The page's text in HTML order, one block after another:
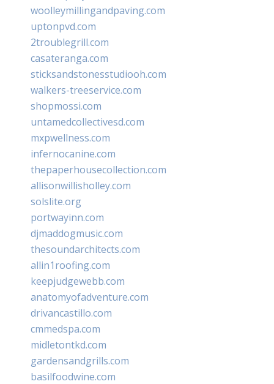
woolleymillingandpaving.com
uptonpvd.com
2troublegrill.com
casateranga.com
sticksandstonesstudiooh.com
walkers-treeservice.com
shopmossi.com
untamedcollectivesd.com
mxpwellness.com
infernocanine.com
thepaperhousecollection.com
allisonwillisholley.com
solslite.org
portwayinn.com
djmaddogmusic.com
thesoundarchitects.com
allin1roofing.com
keepjudgewebb.com
anatomyofadventure.com
drivancastillo.com
cmmedspa.com
midletontkd.com
gardensandgrills.com
basilfoodwine.com